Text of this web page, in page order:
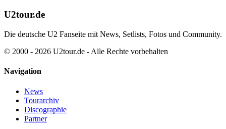
U2tour.de
Die deutsche U2 Fanseite mit News, Setlists, Fotos und Community.
© 2000 - 2026 U2tour.de - Alle Rechte vorbehalten
Navigation
News
Tourarchiv
Discographie
Partner